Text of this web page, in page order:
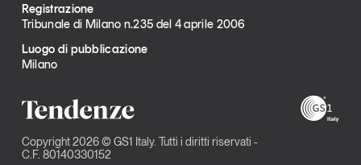
Registrazione
Tribunale di Milano n.235 del 4 aprile 2006
Luogo di pubblicazione
Milano
Copyright 2026 © GS1 Italy. Tutti i diritti riservati -
C.F. 80140330152